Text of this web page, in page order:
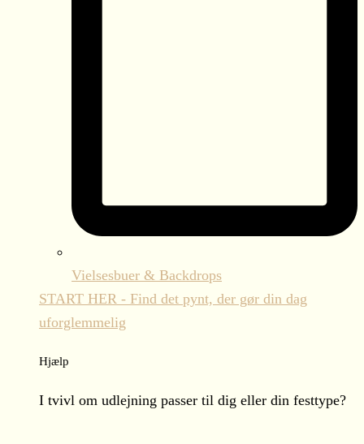
Vielsesbuer & Backdrops
START HER - Find det pynt, der gør din dag
uforglemmelig
Hjælp
I tvivl om udlejning passer til dig eller din festtype?